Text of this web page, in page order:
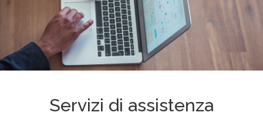
Servizi di assistenza